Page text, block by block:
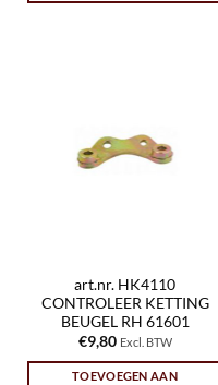
art.nr. HK4110
CONTROLEER KETTING
BEUGEL RH 61601
€9,80 Excl. BTW
TOEVOEGEN AAN